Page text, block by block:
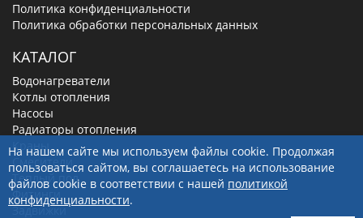
Политика конфиденциальности
Политика обработки персональных данных
КАТАЛОГ
Водонагреватели
Котлы отопления
Насосы
Радиаторы отопления
Краны
Теплый пол
Фитинги
Задвижки
На нашем сайте мы используем файлы cookie. Продолжая
пользоваться сайтом, вы соглашаетесь на использование
файлов cookie в соответствии с нашей политикой
конфиденциальности.